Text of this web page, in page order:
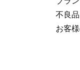
不良
お客